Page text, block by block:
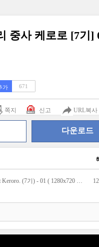
중사 케로로 [7기]
가 671
쪽지 신고 URL복사
다운로드
[우리말 더빙] Sergeant Keroro. (7기) - 01 ( 1280x720 ).mp4